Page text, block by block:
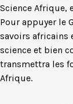
Science Afrique,
Pour appuyer le
savoirs africains
science et bien
transmettra les
Afrique.